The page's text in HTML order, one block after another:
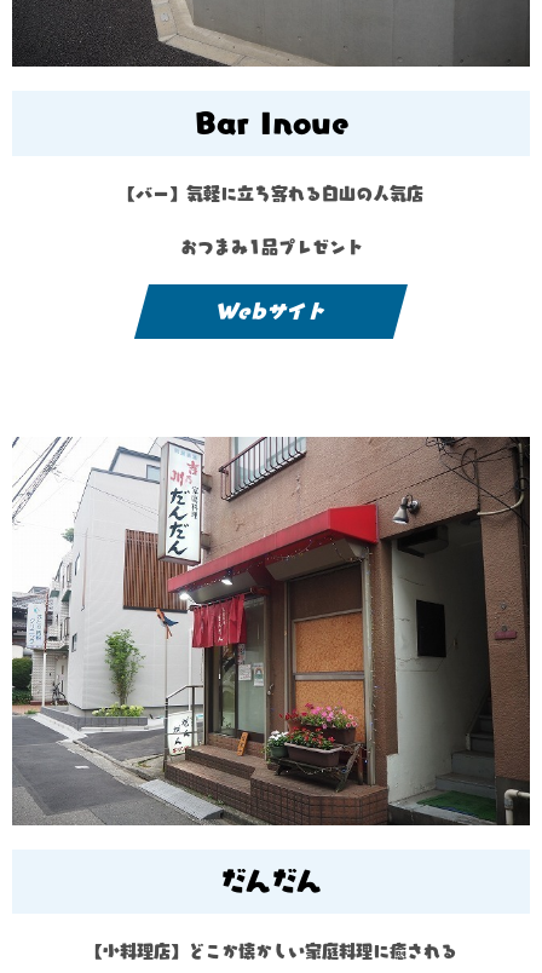
Bar Inoue
【バー】気軽に立ち寄れる白山の人気店
おつまみ1品プレゼント
Webサイト
だんだん
【小料理店】どこか懐かしい家庭料理に癒される